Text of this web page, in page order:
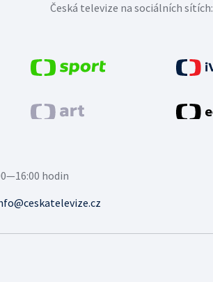
Česká televize na sociálních sítích:
hodin